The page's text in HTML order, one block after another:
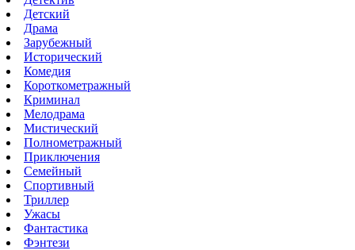
Детский
Драма
Зарубежный
Исторический
Комедия
Короткометражный
Криминал
Мелодрама
Мистический
Полнометражный
Приключения
Семейный
Спортивный
Триллер
Ужасы
Фантастика
Фэнтези